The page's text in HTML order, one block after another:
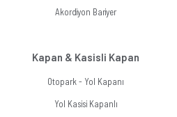
Akordiyon Bariyer
Kapan & Kasisli Kapan
Otopark - Yol Kapanı
Yol Kasisi Kapanlı